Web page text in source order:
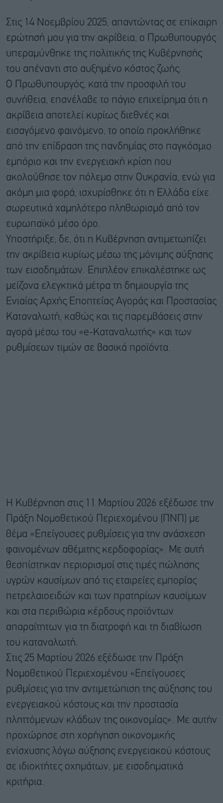
Στις 14 Νοεμβρίου 2025, απαντώντας σε επίκαιρη
ερώτησή μου για την ακρίβεια, ο Πρωθυπουργός
υπεραμύνθηκε της πολιτικής της Κυβέρνησής
του απέναντι στο αυξημένο κόστος ζωής.
Ο Πρωθυπουργός, κατά την προσφιλή του
συνήθεια, επανέλαβε το πάγιο επιχείρημα ότι η
ακρίβεια αποτελεί κυρίως διεθνές και
εισαγόμενο φαινόμενο, το οποίο προκλήθηκε
από την επίδραση της πανδημίας στο παγκόσμιο
εμπόριο και την ενεργειακή κρίση που
ακολούθησε τον πόλεμο στην Ουκρανία, ενώ για
ακόμη μια φορά, ισχυρίσθηκε ότι η Ελλάδα είχε
σωρευτικά χαμηλότερο πληθωρισμό από τον
ευρωπαϊκό μέσο όρο.
Υποστήριξε, δε, ότι η Κυβέρνηση αντιμετωπίζει
την ακρίβεια κυρίως μέσω της μόνιμης αύξησης
των εισοδημάτων. Επιπλέον επικαλέστηκε ως
μείζονα ελεγκτικά μέτρα τη δημιουργία της
Ενιαίας Αρχής Εποπτείας Αγοράς και Προστασίας
Καταναλωτή, καθώς και τις παρεμβάσεις στην
αγορά μέσω του «e-Καταναλωτής» και των
ρυθμίσεων τιμών σε βασικά προϊόντα.
Η Κυβέρνηση στις 11 Μαρτίου 2026 εξέδωσε την
Πράξη Νομοθετικού Περιεχομένου (ΠΝΠ) με
θέμα «Επείγουσες ρυθμίσεις για την ανάσχεση
φαινομένων αθέμιτης κερδοφορίας». Με αυτή
θεσπίστηκαν περιορισμοί στις τιμές πώλησης
υγρών καυσίμων από τις εταιρείες εμπορίας
πετρελαιοειδών και των πρατηρίων καυσίμων
και στα περιθώρια κέρδους προϊόντων
απαραίτητων για τη διατροφή και τη διαβίωση
του καταναλωτή.
Στις 25 Μαρτίου 2026 εξέδωσε την Πράξη
Νομοθετικού Περιεχομένου «Επείγουσες
ρυθμίσεις για την αντιμετώπιση της αύξησης του
ενεργειακού κόστους και την προστασία
πληττόμενων κλάδων της οικονομίας». Με αυτήν
προχώρησε στη χορήγηση οικονομικής
ενίσχυσης λόγω αύξησης ενεργειακού κόστους
σε ιδιοκτήτες οχημάτων, με εισοδηματικά
κριτήρια.